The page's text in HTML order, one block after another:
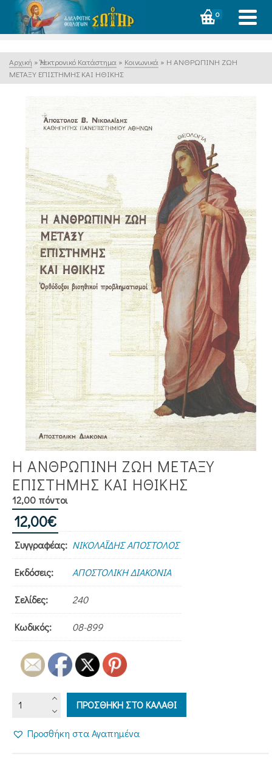
0
Αρχική » Ἠλεκτρονικό Κατάστημα » Κοινωνικά » Η ΑΝΘΡΩΠΙΝΗ ΖΩΗ
ΜΕΤΑΞΥ ΕΠΙΣΤΗΜΗΣ ΚΑΙ ΗΘΙΚΗΣ
Η ΑΝΘΡΩΠΙΝΗ ΖΩΗ ΜΕΤΑΞΥ
ΕΠΙΣΤΗΜΗΣ ΚΑΙ ΗΘΙΚΗΣ
12,00 πόντοι
12,00€
Συγγραφέας: ΝΙΚΟΛΑΪΔΗΣ ΑΠΟΣΤΟΛΟΣ
Εκδόσεις: ΑΠΟΣΤΟΛΙΚΗ ΔΙΑΚΟΝΙΑ
Σελίδες: 240
Κωδικός: 08-899
ΑΝΘΡΩΠΙΝΗ
ΖΩΗ
ΜΕΤΑΞΥ
ΠΡΟΣΘΗΚΗ ΣΤΟ ΚΑΛΑΘΙ
Προσθήκη στα Αγαπημένα